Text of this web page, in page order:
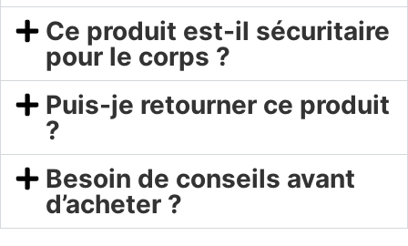
Ce produit est-il sécuritaire
pour le corps ?
Puis-je retourner ce produit
?
Besoin de conseils avant
d’acheter ?